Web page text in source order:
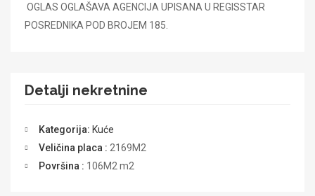
OGLAS OGLAŠAVA AGENCIJA UPISANA U REGISSTAR
POSREDNIKA POD BROJEM 185.
Detalji nekretnine
Kategorija: Kuće
Veličina placa : 2169M2
Površina : 106M2 m2